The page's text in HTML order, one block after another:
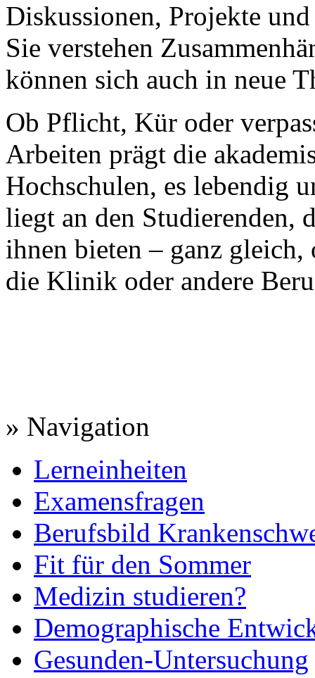
Diskussionen, Projekte
Sie verstehen
können sich auch in neue
Ob Pflicht, Kür oder
Arbeiten prägt die
Hochschulen, es lebendig
liegt an den Studierenden,
ihnen bieten – ganz
die Klinik oder andere
» Navigation
Lerneinheiten
Examensfragen
Berufsbild
Fit für den Sommer
Medizin studieren?
Demographische
Gesunden-Untersuchung